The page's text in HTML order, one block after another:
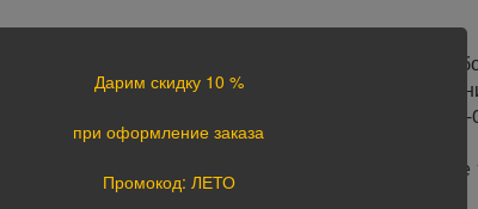
Время доставки:
Доставка осуществляется в
Минимальный интервал
· При оформлении заказа до
заказа.
· При оформлении заказа
следующий день.
Дарим скидку 10 %
при оформление заказа
Промокод: ЛЕТО